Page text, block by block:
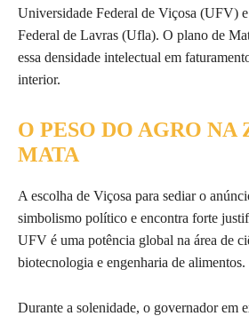
Universidade Federal de Viçosa (UFV)
Federal de Lavras (Ufla). O plano de
essa densidade intelectual em
interior.
O PESO DO AGRO NA
MATA
A escolha de Viçosa para sediar o
simbolismo político e encontra forte
UFV é uma potência global na área de
biotecnologia e engenharia de alimentos.
Durante a solenidade, o governador em